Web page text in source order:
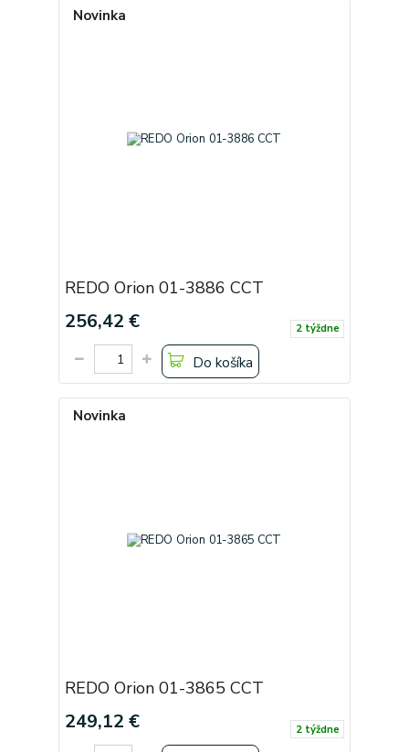
Novinka
REDO Orion 01-3886 CCT
256,42 € 2 týždne
Do košíka
Novinka
REDO Orion 01-3865 CCT
249,12 € 2 týždne